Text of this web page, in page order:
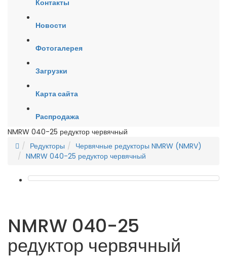
Контакты
Новости
Фотогалерея
Загрузки
Карта сайта
Распродажа
NMRW 040-25 редуктор червячный
Редукторы
Червячные редукторы NMRW (NMRV)
NMRW 040-25 редуктор червячный
NMRW 040-25
редуктор червячный